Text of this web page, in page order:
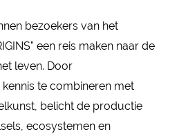
bezoekers van het
een reis maken naar de
leven. Door
te combineren met
belicht de productie
ecosystemen en